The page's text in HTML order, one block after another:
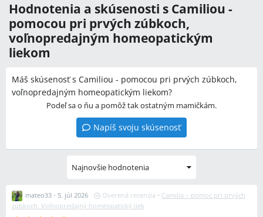
Hodnotenia a skúsenosti s Camiliou -
pomocou pri prvých zúbkoch,
voľnopredajným homeopatickým
liekom
Máš skúsenosť s Camiliou - pomocou pri prvých zúbkoch,
voľnopredajným homeopatickým liekom?
Podeľ sa o ňu a pomôž tak ostatným mamičkám.
Napíš svoju skúsenosť
Najnovšie hodnotenia
mateo33 • 5. júl 2026 Overená recenzia • Camilia – pomoc pri prvých
zúbkoch. Voľnopredajný homeopatický liek